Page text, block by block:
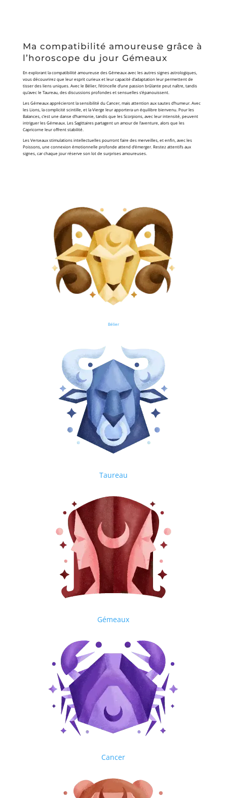
Ma compatibilité amoureuse grâce à
l’horoscope du jour Gémeaux
En explorant la compatibilité amoureuse des Gémeaux avec les autres signes astrologiques,
vous découvrirez que leur esprit curieux et leur capacité d’adaptation leur permettent de
tisser des liens uniques. Avec le Bélier, l’étincelle d’une passion brûlante peut naître, tandis
qu’avec le Taureau, des discussions profondes et sensuelles s’épanouissent.
Les Gémeaux apprécieront la sensibilité du Cancer, mais attention aux sautes d’humeur. Avec
les Lions, la complicité scintille, et la Vierge leur apportera un équilibre bienvenu. Pour les
Balances, c’est une danse d’harmonie, tandis que les Scorpions, avec leur intensité, peuvent
intriguer les Gémeaux. Les Sagittaires partagent un amour de l’aventure, alors que les
Capricorne leur offrent stabilité.
Les Verseaux stimulations intellectuelles pourront faire des merveilles, et enfin, avec les
Poissons, une connexion émotionnelle profonde attend d’émerger. Restez attentifs aux
signes, car chaque jour réserve son lot de surprises amoureuses.
Bélier
Taureau
Gémeaux
Cancer